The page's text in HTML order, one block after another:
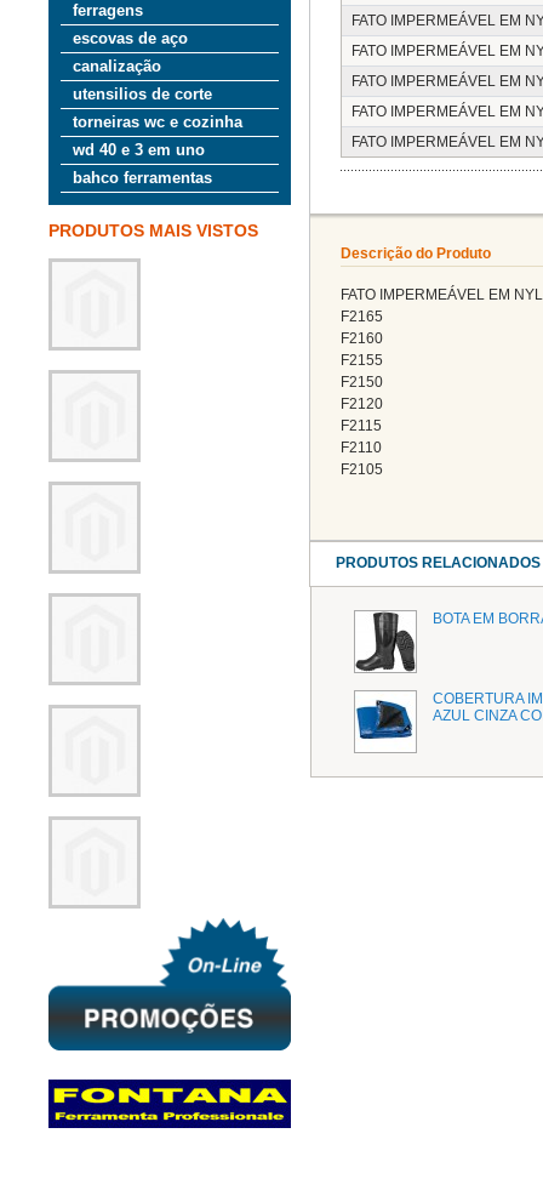
ferragens
escovas de aço
canalização
utensilios de corte
torneiras wc e cozinha
wd 40 e 3 em uno
bahco ferramentas
PRODUTOS MAIS VISTOS
FATO IMPERMEÁVEL EM
FATO IMPERMEÁVEL EM
FATO IMPERMEÁVEL EM
FATO IMPERMEÁVEL EM
FATO IMPERMEÁVEL EM
Descrição do Produto
FATO IMPERMEÁVEL EM
F2165
F2160
F2155
F2150
F2120
F2115
F2110
F2105
PRODUTOS RELACIONADOS
BOTA EM
COBERTURA
AZUL CINZA